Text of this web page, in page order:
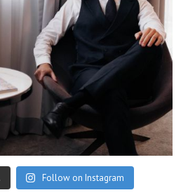
Follow on Instagram